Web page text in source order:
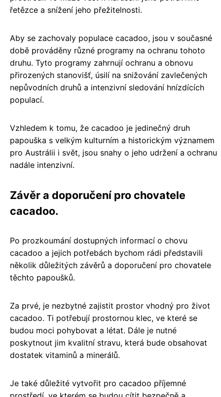
řetězce a snížení jeho přežitelnosti.
Aby se zachovaly populace cacadoo, jsou v současné
době prováděny různé programy na ochranu tohoto
druhu. Tyto programy zahrnují ochranu a obnovu
přirozených stanovišť, úsilí na snižování zavlečených
nepůvodních druhů a intenzivní sledování hnízdících
populací.
Vzhledem k tomu, že cacadoo je jedinečný druh
papouška s velkým kulturním a historickým významem
pro Austrálii i svět, jsou snahy o jeho udržení a ochranu
nadále intenzivní.
Závěr a doporučení pro chovatele
cacadoo.
Po prozkoumání dostupných informací o chovu
cacadoo a jejich potřebách bychom rádi představili
několik důležitých závěrů a doporučení pro chovatele
těchto papoušků.
Za prvé, je nezbytné zajistit prostor vhodný pro život
cacadoo. Ti potřebují prostornou klec, ve které se
budou moci pohybovat a létat. Dále je nutné
poskytnout jim kvalitní stravu, která bude obsahovat
dostatek vitaminů a minerálů.
Je také důležité vytvořit pro cacadoo příjemné